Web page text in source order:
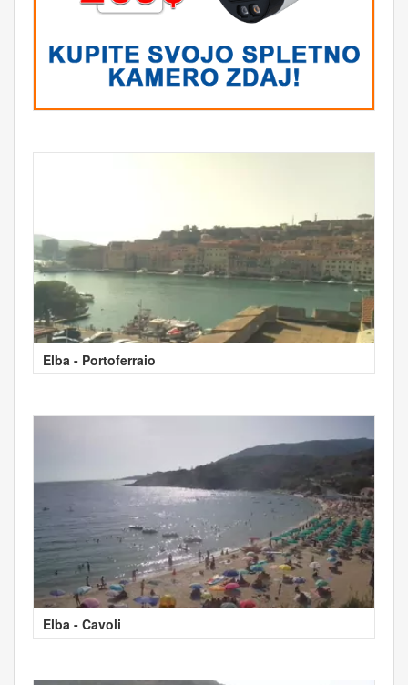
Elba - Portoferraio
Elba - Cavoli